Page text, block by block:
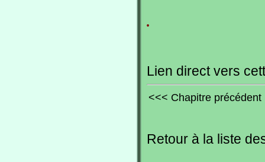
.
Lien direct vers
<<< Chapitre précédent
Retour à la liste